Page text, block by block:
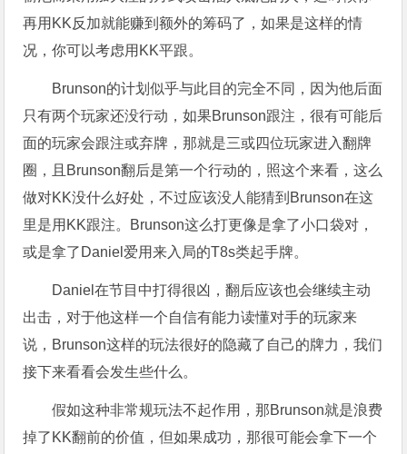
再用KK反加就能赚到额外的筹码了，如果是这样的情
况，你可以考虑用KK平跟。
Brunson的计划似乎与此目的完全不同，因为他后面
只有两个玩家还没行动，如果Brunson跟注，很有可能后
面的玩家会跟注或弃牌，那就是三或四位玩家进入翻牌
圈，且Brunson翻后是第一个行动的，照这个来看，这么
做对KK没什么好处，不过应该没人能猜到Brunson在这
里是用KK跟注。Brunson这么打更像是拿了小口袋对，
或是拿了Daniel爱用来入局的T8s类起手牌。
Daniel在节目中打得很凶，翻后应该也会继续主动
出击，对于他这样一个自信有能力读懂对手的玩家来
说，Brunson这样的玩法很好的隐藏了自己的牌力，我们
接下来看看会发生些什么。
假如这种非常规玩法不起作用，那Brunson就是浪费
掉了KK翻前的价值，但如果成功，那很可能会拿下一个